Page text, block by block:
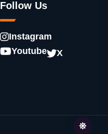
Follow Us
Instagram
Youtube
X